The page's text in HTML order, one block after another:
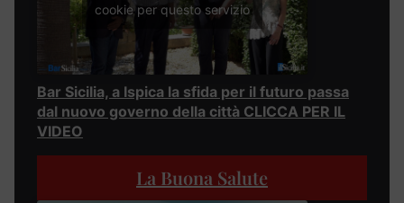
cookie per questo servizio
Bar Sicilia, a Ispica la sfida per il futuro passa
dal nuovo governo della città CLICCA PER IL
VIDEO
La Buona Salute